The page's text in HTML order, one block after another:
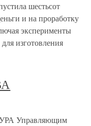
шестьсот
и на проработку
эксперименты
изготовления
Управляющим